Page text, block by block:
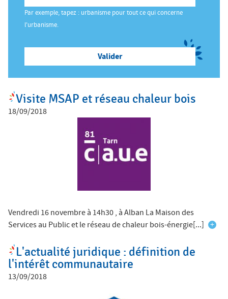
Salon des Maires
Annuaires
Espace Elus
Nous contacter
c
i
Par exemple, tapez : urbanisme pour tout ce qui concerne
l'urbanisme.
Visite MSAP et réseau chaleur bois
18/09/2018
Vendredi 16 novembre à 14h30 , à Alban La Maison des
Services au Public et le réseau de chaleur bois-énergie[...]
+
L'actualité juridique : définition de
l'intérêt communautaire
13/09/2018